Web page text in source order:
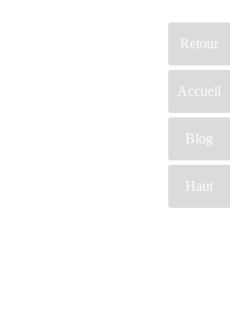
Retour
Accueil
Blog
Haut